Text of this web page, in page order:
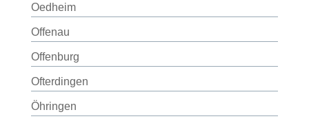
Oedheim
Offenau
Offenburg
Ofterdingen
Öhringen